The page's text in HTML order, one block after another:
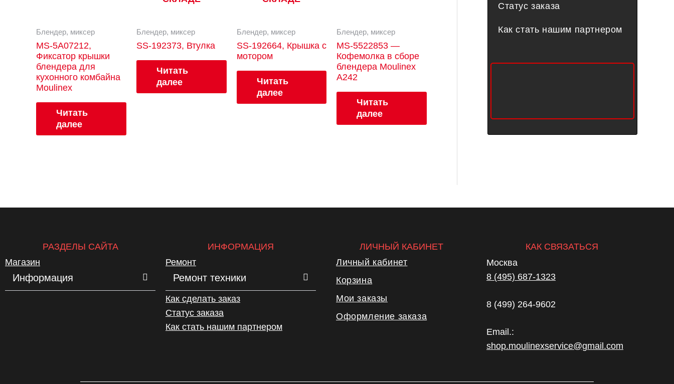
Блендер, миксер
MS-5A07212,
Фиксатор крышки
блендера для
кухонного комбайна
Moulinex
Читать
далее
Блендер, миксер
SS-192373, Втулка
Читать
далее
Блендер, миксер
SS-192664, Крышка с
мотором
Читать
далее
Блендер, миксер
MS-5522853 —
Кофемолка в сборе
блендера Moulinex
A242
Читать
далее
Статус заказа
Как стать нашим партнером
РАЗДЕЛЫ САЙТА
Магазин
Информация
ИНФОРМАЦИЯ
Ремонт
Ремонт техники
Как сделать заказ
Статус заказа
Как стать нашим партнером
ЛИЧНЫЙ КАБИНЕТ
Личный кабинет
Корзина
Мои заказы
Оформление заказа
КАК СВЯЗАТЬСЯ
Москва
8 (495) 687-1323
8 (499) 264-9602
Email.:
shop.moulinexservice@gmail.com